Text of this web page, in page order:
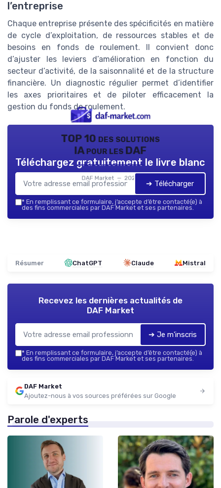
l’entreprise
Chaque entreprise présente des spécificités en matière
de cycle d’exploitation, de ressources stables et de
besoins en fonds de roulement. Il convient donc
d’ajuster les leviers d’amélioration en fonction du
secteur d’activité, de la saisonnalité et de la structure
financière. Un diagnostic régulier permet d’identifier
les axes prioritaires et de piloter efficacement la
gestion du fonds de roulement.
TOP 10 des solutions
IA pour les DAF
DAF Market — 2026
Téléchargez gratuitement le livre blanc
➔ Télécharger
* En remplissant ce formulaire, j’accepte d’être contacté(e) à
des fins commerciales par DAF Market et ses partenaires.
Résumer ChatGPT Claude Mistral
Recevez les dernières actualités de
DAF Market
➔ Je m'inscris
* En remplissant ce formulaire, j’accepte d’être contacté(e) à
des fins commerciales par DAF Market et ses partenaires.
DAF Market
Ajoutez-nous à vos sources préférées sur Google
Parole d'experts